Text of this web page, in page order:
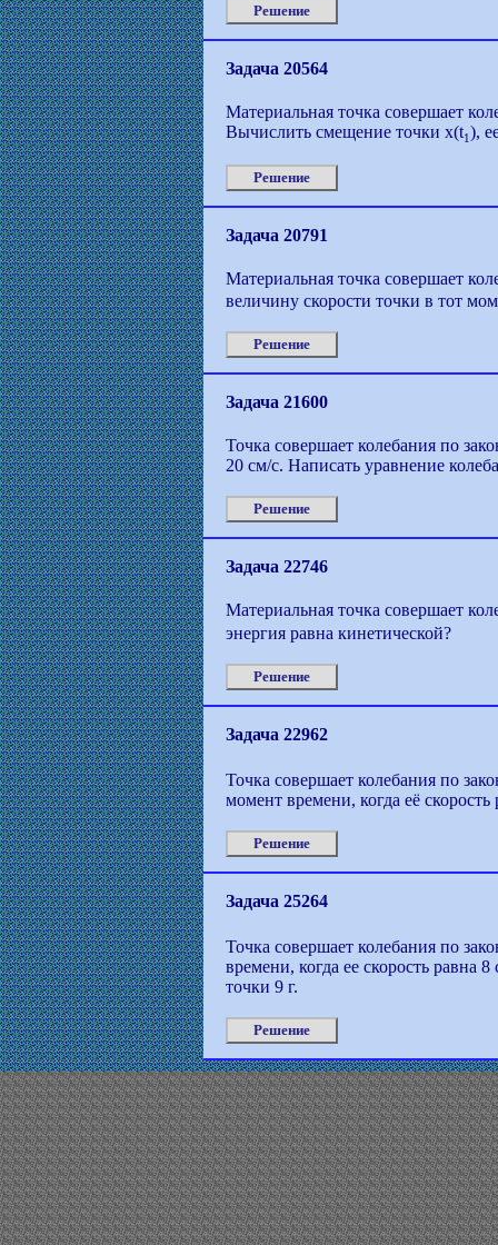
Решение
Задача 20564
Материальная точка совершает
Вычислить смещение точки х(t1),
Решение
Задача 20791
Материальная точка совершает
величину скорости точки в тот
Решение
Задача 21600
Точка совершает колебания по
20 см/с. Написать уравнение
Решение
Задача 22746
Материальная точка совершает
энергия равна кинетической?
Решение
Задача 22962
Точка совершает колебания по
момент времени, когда её
Решение
Задача 25264
Точка совершает колебания по
времени, когда ее скорость
точки 9 г.
Решение